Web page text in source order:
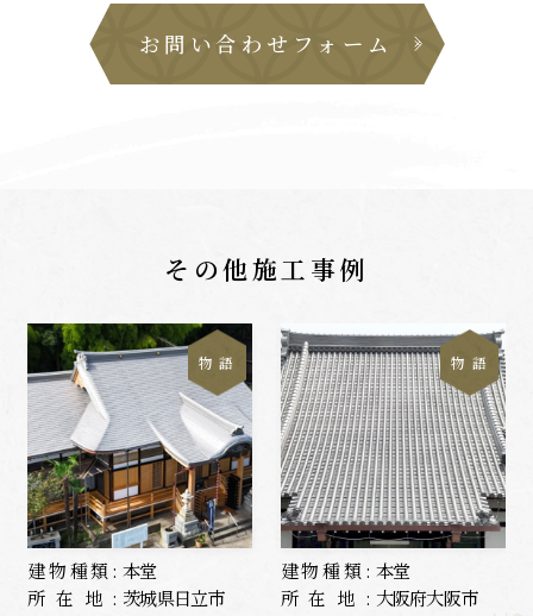
お問い合わせフォーム
その他施工事例
物 語
建物種類: 本堂
所在地: 茨城県日立市
物 語
建物種類: 本堂
所在地: 大阪府大阪市